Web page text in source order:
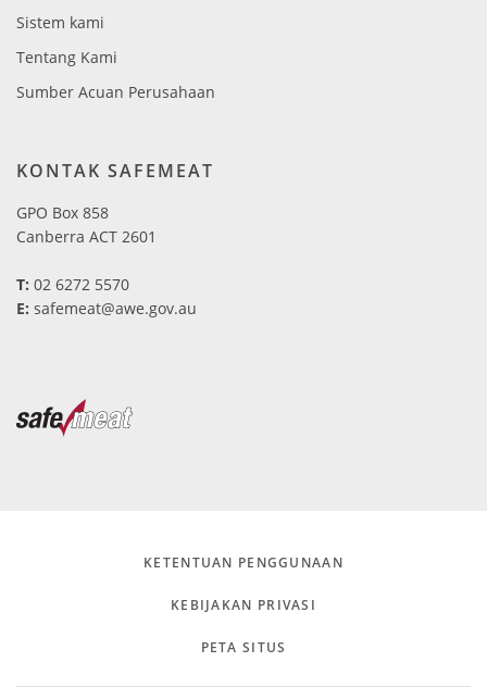
Sistem kami
Tentang Kami
Sumber Acuan Perusahaan
KONTAK SAFEMEAT
GPO Box 858
Canberra ACT 2601
T: 02 6272 5570
E: safemeat@awe.gov.au
KETENTUAN PENGGUNAAN
KEBIJAKAN PRIVASI
PETA SITUS